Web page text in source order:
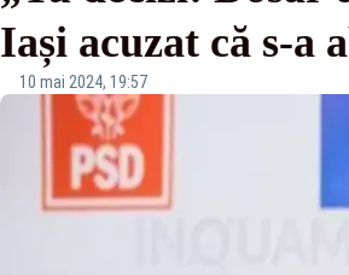
Iași acuzat că s-a
10 mai 2024, 19:57